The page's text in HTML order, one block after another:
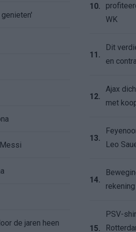
de jaren heen
10.
WK
11.
Dit
en
12.
Ajax
met
13.
Leo
14.
15.
PSV-